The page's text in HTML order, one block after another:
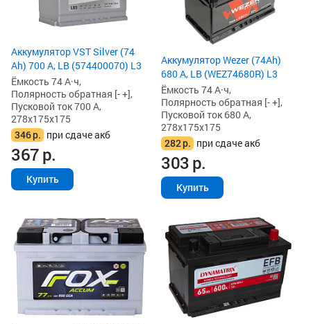
Аккумулятор VST Silver (74
Ah) 700 А, LB (574400070) L3
Ёмкость 74 А·ч,
Полярность обратная [- +],
Пусковой ток 700 А,
278x175x175
346р. при сдаче акб
367р.
Купить
Аккумулятор Wezer (74Ah)
680 А, LB (WEZ74680R) L3
Ёмкость 74 А·ч,
Полярность обратная [- +],
Пусковой ток 680 А,
278x175x175
282р. при сдаче акб
303р.
Купить